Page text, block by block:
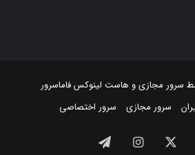
سرور مجازیو هاست لینوکسفاماسرور
سرور مجازی سرور اختصاصی
فیسبوک ایکس اینستاگرام